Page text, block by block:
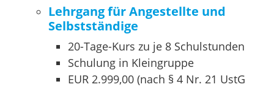
Lehrgang für Angestellte und
Selbstständige
20-Tage-Kurs zu je 8 Schulstunden
Schulung in Kleingruppe
EUR 2.999,00 (nach § 4 Nr. 21 UstG